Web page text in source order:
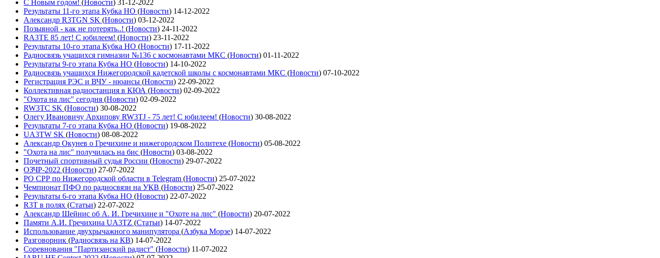
С Новым годом! (Новости) 31-12-2022
Результаты 11-го этапа Кубка НО (Новости) 14-12-2022
Александр R3TGN SK (Новости) 03-12-2022
Позывной - как не потерять..! (Новости) 24-11-2022
RA3TE 85 лет! С юбилеем! (Новости) 23-11-2022
Результаты 10-го этапа Кубка НО (Новости) 17-11-2022
Радиосвязь учащихся гимназии №136 с космонавтами МКС (Новости) 01-11-2022
Результаты 9-го этапа Кубка НО (Новости) 14-10-2022
Радиосвязь учащихся Нижегородской кадетской школы с космонавтами МКС (Новости) 07-10-2022
Регистрация РЭС и ВЧУ - нюансы (Новости) 22-09-2022
Коллективная радиостанция в КЮА (Новости) 02-09-2022
"Охота на лис" сегодня (Новости) 02-09-2022
RW3TC SK (Новости) 30-08-2022
Олегу Ивановичу Архипову RW3TJ - 75 лет! С юбилеем! (Новости) 30-08-2022
Результаты 7-го этапа Кубка НО (Новости) 19-08-2022
UA3TW SK (Новости) 08-08-2022
Александр Окунев о Гречихине и нижегородском Политехе (Новости) 05-08-2022
"Охота на лис" получилась на бис (Новости) 03-08-2022
Почетный спортивный судья России (Новости) 29-07-2022
ОЗЧР-2022 (Новости) 27-07-2022
РО СРР по Нижегородской области в Telegram (Новости) 25-07-2022
Чемпионат ПФО по радиосвязи на УКВ (Новости) 25-07-2022
Результаты 6-го этапа Кубка НО (Новости) 22-07-2022
R3T в полях (Статьи) 22-07-2022
Александр Шейнис об А. И. Гречихине и "Охоте на лис" (Новости) 20-07-2022
Памяти А.И. Гречихина UA3TZ (Статьи) 14-07-2022
Использование двухрычажного манипулятора (Азбука Морзе) 14-07-2022
Разговорник (Радиосвязь на КВ) 14-07-2022
Соревнования "Партизанский радист" (Новости) 11-07-2022